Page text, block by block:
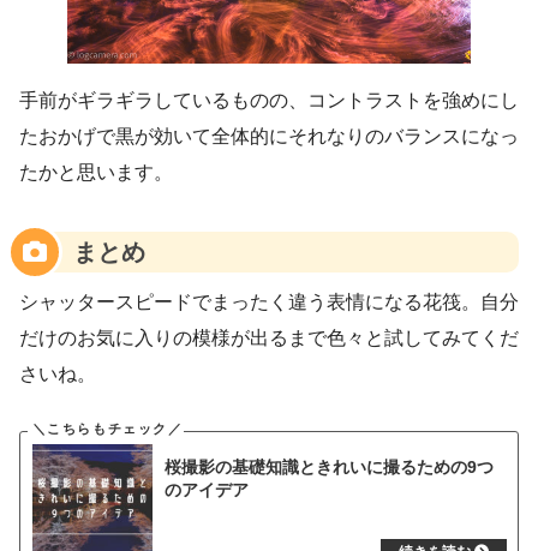
手前がギラギラしているものの、コントラストを強めにし
たおかげで黒が効いて全体的にそれなりのバランスになっ
たかと思います。
まとめ
シャッタースピードでまったく違う表情になる花筏。自分
だけのお気に入りの模様が出るまで色々と試してみてくだ
さいね。
桜撮影の基礎知識ときれいに撮るための9つ
のアイデア